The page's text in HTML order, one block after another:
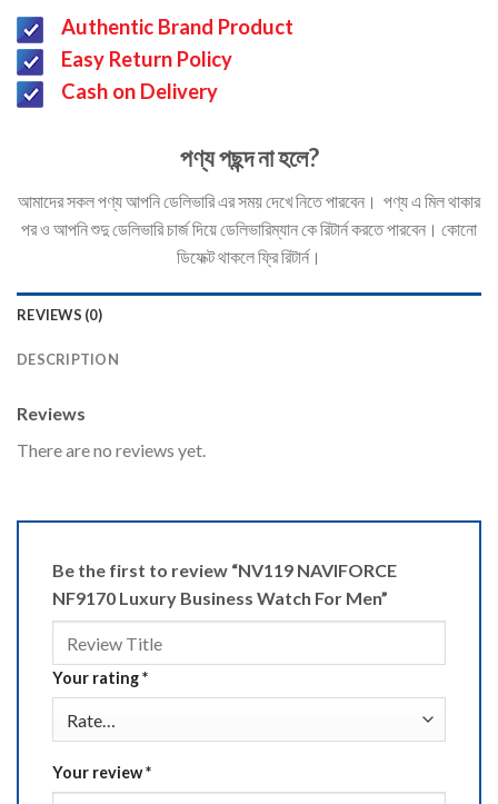
Authentic Brand Product
Easy Return Policy
Cash on Delivery
পণ্য পছন্দ না হলে?
আমাদের সকল পণ্য আপনি ডেলিভারি এর সময় দেখে নিতে পারবেন। পণ্য এ মিল থাকার
পর ও আপনি শুদু ডেলিভারি চার্জ দিয়ে ডেলিভারিম্যান কে রিটার্ন করতে পারবেন। কোনো
ডিফেক্ট থাকলে ফ্রি রিটার্ন।
REVIEWS (0)
DESCRIPTION
Reviews
There are no reviews yet.
Be the first to review “NV119 NAVIFORCE
NF9170 Luxury Business Watch For Men”
Your rating*
Your review*